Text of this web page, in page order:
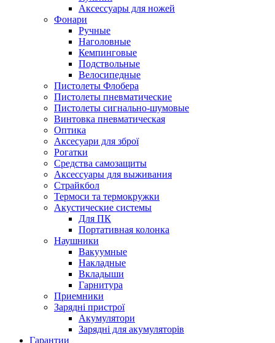
Аксессуары для ножей
Фонари
Ручные
Наголовные
Кемпинговые
Подствольные
Велосипедные
Пистолеты Флобера
Пистолеты пневматические
Пистолеты сигнально-шумовые
Винтовка пневматическая
Оптика
Аксесуари для зброї
Рогатки
Средства самозащиты
Аксессуары для выживания
Страйкбол
Термоси та термокружки
Акустические системы
Для ПК
Портативная колонка
Наушники
Вакуумные
Накладные
Вкладыши
Гарнитура
Приемники
Зарядні пристрої
Акумулятори
Зарядні для акумуляторів
Гарантии